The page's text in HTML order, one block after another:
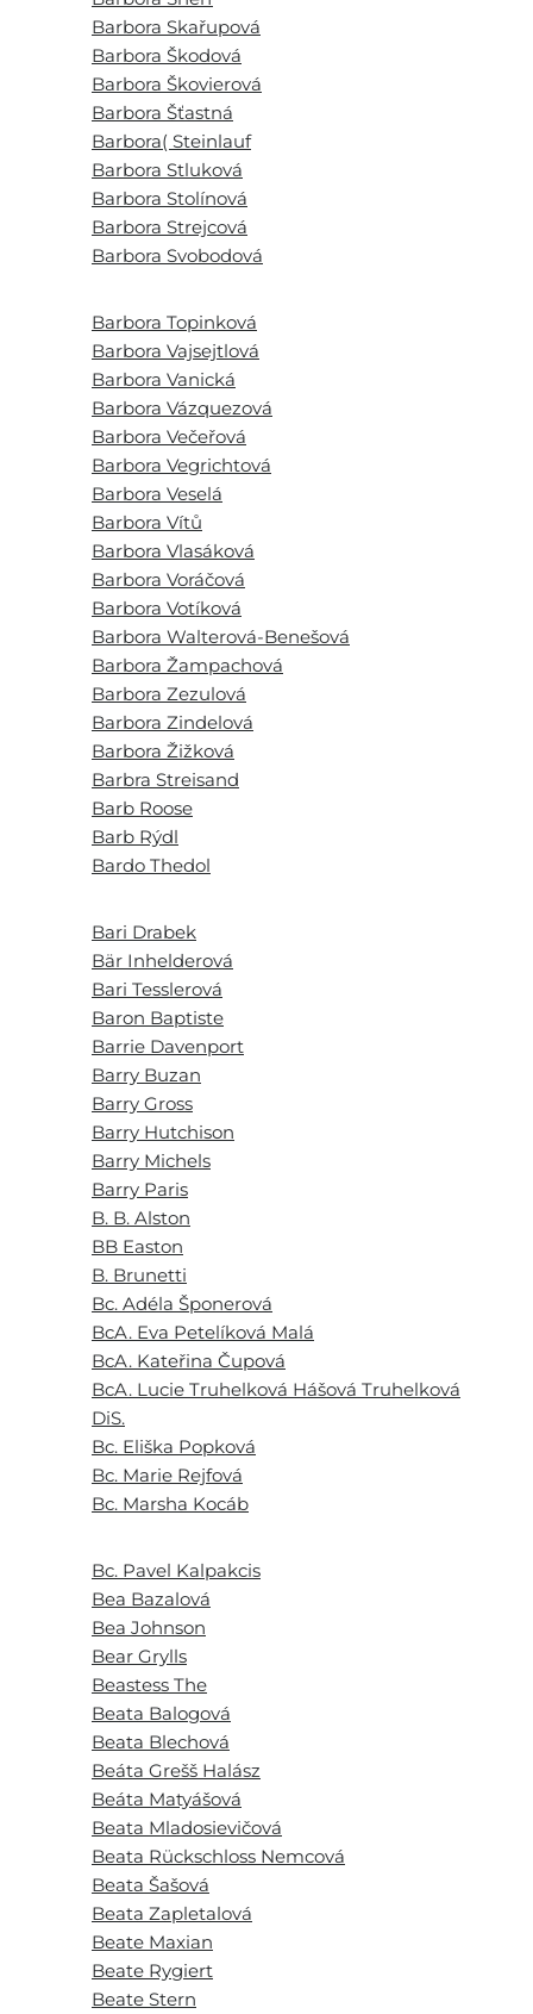
Barbora Skařupová
Barbora Škodová
Barbora Škovierová
Barbora Šťastná
Barbora( Steinlauf
Barbora Stluková
Barbora Stolínová
Barbora Strejcová
Barbora Svobodová
Barbora Topinková
Barbora Vajsejtlová
Barbora Vanická
Barbora Vázquezová
Barbora Večeřová
Barbora Vegrichtová
Barbora Veselá
Barbora Vítů
Barbora Vlasáková
Barbora Voráčová
Barbora Votíková
Barbora Walterová-Benešová
Barbora Žampachová
Barbora Zezulová
Barbora Zindelová
Barbora Žižková
Barbra Streisand
Barb Roose
Barb Rýdl
Bardo Thedol
Bari Drabek
Bär Inhelderová
Bari Tesslerová
Baron Baptiste
Barrie Davenport
Barry Buzan
Barry Gross
Barry Hutchison
Barry Michels
Barry Paris
B. B. Alston
BB Easton
B. Brunetti
Bc. Adéla Šponerová
BcA. Eva Petelíková Malá
BcA. Kateřina Čupová
BcA. Lucie Truhelková Hášová Truhelková
DiS.
Bc. Eliška Popková
Bc. Marie Rejfová
Bc. Marsha Kocáb
Bc. Pavel Kalpakcis
Bea Bazalová
Bea Johnson
Bear Grylls
Beastess The
Beata Balogová
Beata Blechová
Beáta Grešš Halász
Beáta Matyášová
Beata Mladosievičová
Beata Rückschloss Nemcová
Beata Šašová
Beata Zapletalová
Beate Maxian
Beate Rygiert
Beate Stern